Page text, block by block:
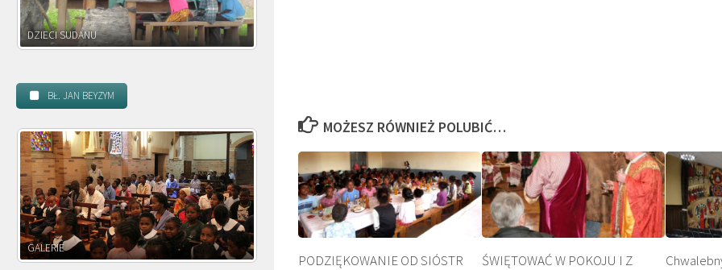
MOŻESZ RÓWNIEŻ POLUBIĆ…
PODZIĘKOWANIE OD SIÓSTR
ŚWIĘTOWAĆ W POKOJU I Z
DZIECI ZAMBII
BŁ. JAN BEYZYM
POWOŁANIE MISYJNE